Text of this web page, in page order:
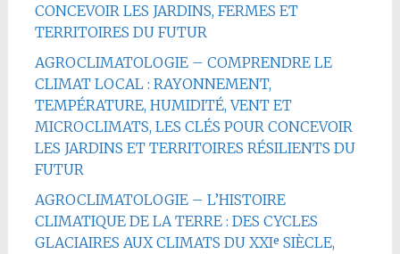
CONCEVOIR LES JARDINS, FERMES ET
TERRITOIRES DU FUTUR
AGROCLIMATOLOGIE – COMPRENDRE LE
CLIMAT LOCAL : RAYONNEMENT,
TEMPÉRATURE, HUMIDITÉ, VENT ET
MICROCLIMATS, LES CLÉS POUR CONCEVOIR
LES JARDINS ET TERRITOIRES RÉSILIENTS DU
FUTUR
AGROCLIMATOLOGIE – L’HISTOIRE
CLIMATIQUE DE LA TERRE : DES CYCLES
GLACIAIRES AUX CLIMATS DU XXIᵉ SIÈCLE,